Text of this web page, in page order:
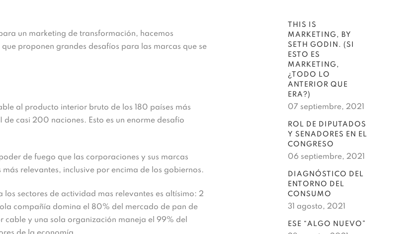
un marketing de transformación, hacemos
proponen grandes desafíos para las marcas que se
al producto interior bruto de los 180 países más
casi 200 naciones. Esto es un enorme desafío
de fuego que las corporaciones y sus marcas
relevantes, inclusive por encima de los gobiernos.
los sectores de actividad mas relevantes es altísimo: 2
compañía domina el 80% del mercado de pan de
cable y una sola organización maneja el 99% del
THIS IS
MARKETING, BY
SETH GODIN. (SI
ESTO ES
MARKETING,
¿TODO LO
ANTERIOR QUE
ERA?)
07 septiembre, 2021
ROL DE DIPUTADOS
Y SENADORES EN EL
CONGRESO
06 septiembre, 2021
DIAGNÓSTICO DEL
ENTORNO DEL
CONSUMO
31 agosto, 2021
ESE “ALGO NUEVO”